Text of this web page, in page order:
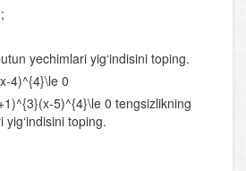
va uning xossalari
yechimlari yig‘indisini toping.
4)^{4}\le 0
5)^{4}\le 0 tengsizlikning
toping.